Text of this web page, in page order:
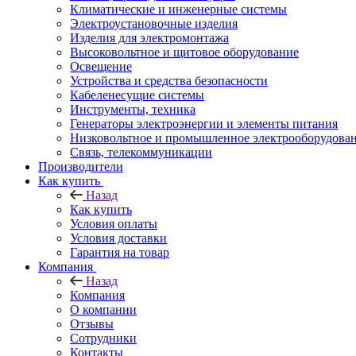
Климатические и инженерные системы
Электроустановочные изделия
Изделия для электромонтажа
Высоковольтное и щитовое оборудование
Освещение
Устройства и средства безопасности
Кабеленесущие системы
Инструменты, техника
Генераторы электроэнергии и элементы питания
Низковольтное и промышленное
Связь, телекоммуникации
Производители
Как купить
Назад
Как купить
Условия оплаты
Условия доставки
Гарантия на товар
Компания
Назад
Компания
О компании
Отзывы
Сотрудники
Контакты